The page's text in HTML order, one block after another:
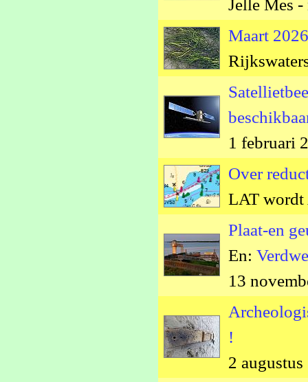
Jelle Mes
Maart
1 februari
Over
LAT wordt
Plaat-en
En:
13
!
2